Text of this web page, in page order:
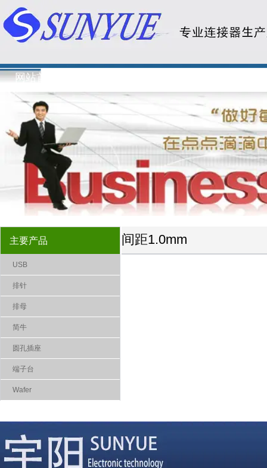
间距1.0mm-排针-主要产品-宇阳电子有限公司
网站首页
主要产品
USB
排针
排母
简牛
圆孔插座
端子台
Wafer
间距1.0mm